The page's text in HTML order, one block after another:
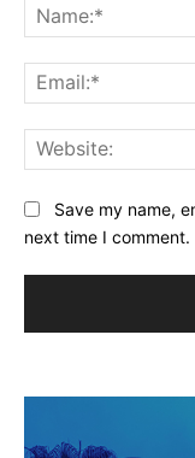
Save my name,
next time I comment.